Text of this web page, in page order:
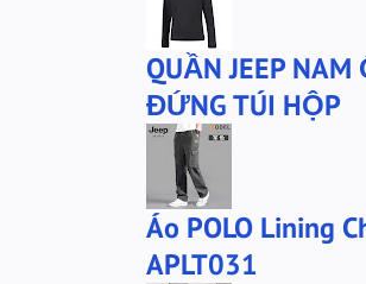
tất nanjiren
Áo khoác 361
áo
áo cartelo
áo
áo khoác adidas
QUẦN JEEP NAM
ĐỨNG TÚI HỘP
Áo POLO Lining
APLT031